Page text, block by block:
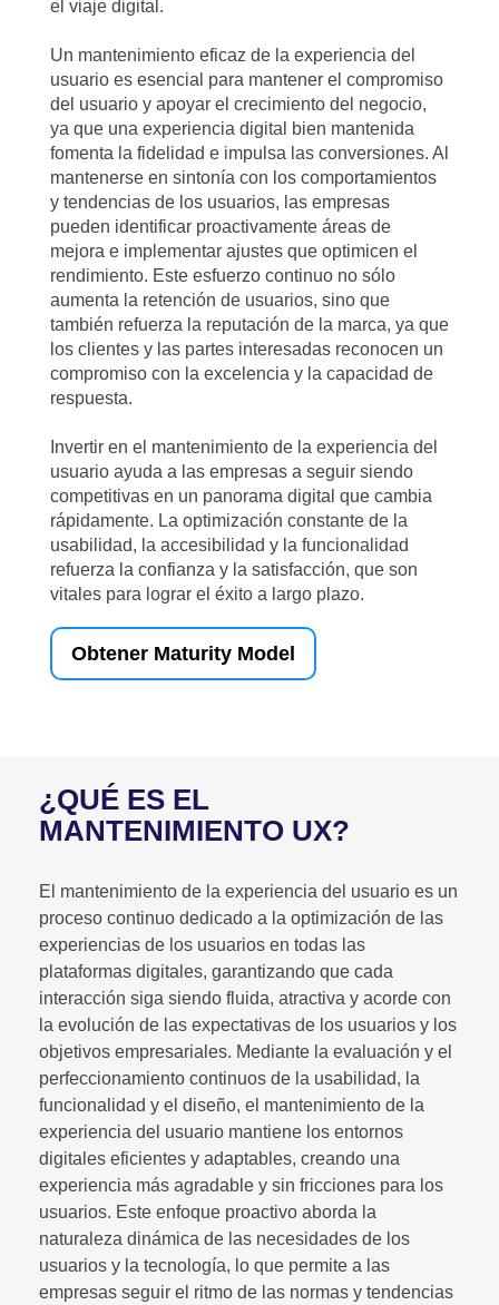
el viaje digital.
Un mantenimiento eficaz de la experiencia del
usuario es esencial para mantener el compromiso
del usuario y apoyar el crecimiento del negocio,
ya que una experiencia digital bien mantenida
fomenta la fidelidad e impulsa las conversiones. Al
mantenerse en sintonía con los comportamientos
y tendencias de los usuarios, las empresas
pueden identificar proactivamente áreas de
mejora e implementar ajustes que optimicen el
rendimiento. Este esfuerzo continuo no sólo
aumenta la retención de usuarios, sino que
también refuerza la reputación de la marca, ya que
los clientes y las partes interesadas reconocen un
compromiso con la excelencia y la capacidad de
respuesta.
Invertir en el mantenimiento de la experiencia del
usuario ayuda a las empresas a seguir siendo
competitivas en un panorama digital que cambia
rápidamente. La optimización constante de la
usabilidad, la accesibilidad y la funcionalidad
refuerza la confianza y la satisfacción, que son
vitales para lograr el éxito a largo plazo.
Obtener Maturity Model
¿QUÉ ES EL
MANTENIMIENTO UX?
El mantenimiento de la experiencia del usuario es un
proceso continuo dedicado a la optimización de las
experiencias de los usuarios en todas las
plataformas digitales, garantizando que cada
interacción siga siendo fluida, atractiva y acorde con
la evolución de las expectativas de los usuarios y los
objetivos empresariales. Mediante la evaluación y el
perfeccionamiento continuos de la usabilidad, la
funcionalidad y el diseño, el mantenimiento de la
experiencia del usuario mantiene los entornos
digitales eficientes y adaptables, creando una
experiencia más agradable y sin fricciones para los
usuarios. Este enfoque proactivo aborda la
naturaleza dinámica de las necesidades de los
usuarios y la tecnología, lo que permite a las
empresas seguir el ritmo de las normas y tendencias